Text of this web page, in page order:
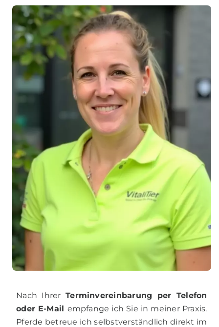
Nach IhrerTerminvereinbarung per Telefon
oder E-Mail empfange ich Sie in meiner Praxis.
Pferde betreue ich selbstverständlich direkt im